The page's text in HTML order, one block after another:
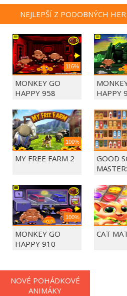
NEJLEPŠÍ Z PODOBNÝCH HER
116%
MONKEY GO
HAPPY 958
HAPPY
100%
MY FREE FARM 2
GOOD
100%
MONKEY GO
HAPPY 910
CAT
NOVÉ POHÁDKOVÉ
ANIMÁKY